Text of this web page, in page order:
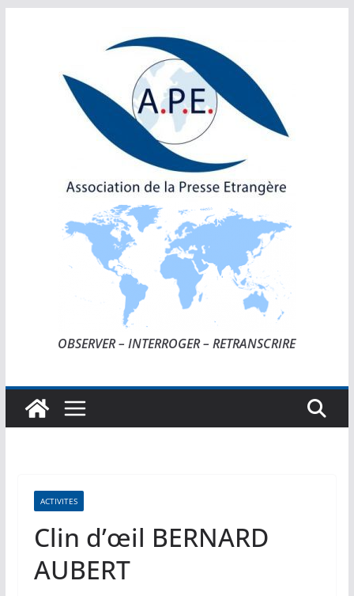
OBSERVER – INTERROGER – RETRANSCRIRE
ACTIVITES
Clin d’œil BERNARD
AUBERT